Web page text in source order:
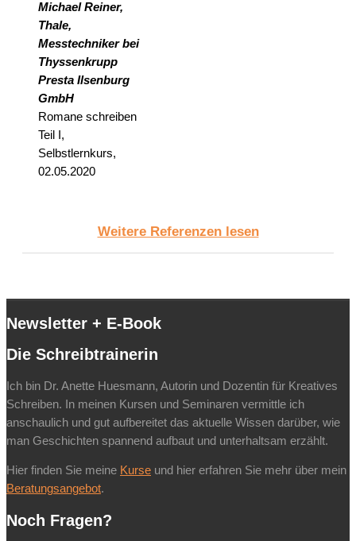
Michael Reiner,
Thale,
Messtechniker bei
Thyssenkrupp
Presta Ilsenburg
GmbH
Romane schreiben
Teil I,
Selbstlernkurs,
02.05.2020
Weitere Referenzen lesen
Newsletter + E-Book
Die Schreibtrainerin
Ich bin Dr. Anette Huesmann, Autorin und Dozentin für Kreatives
Schreiben. In meinen Kursen und Seminaren vermittle ich
anschaulich und gut aufbereitet das aktuelle Wissen darüber, wie
man Geschichten spannend aufbaut und unterhaltsam erzählt.
Hier finden Sie meine Kurse und hier erfahren Sie mehr über mein
Beratungsangebot.
Noch Fragen?